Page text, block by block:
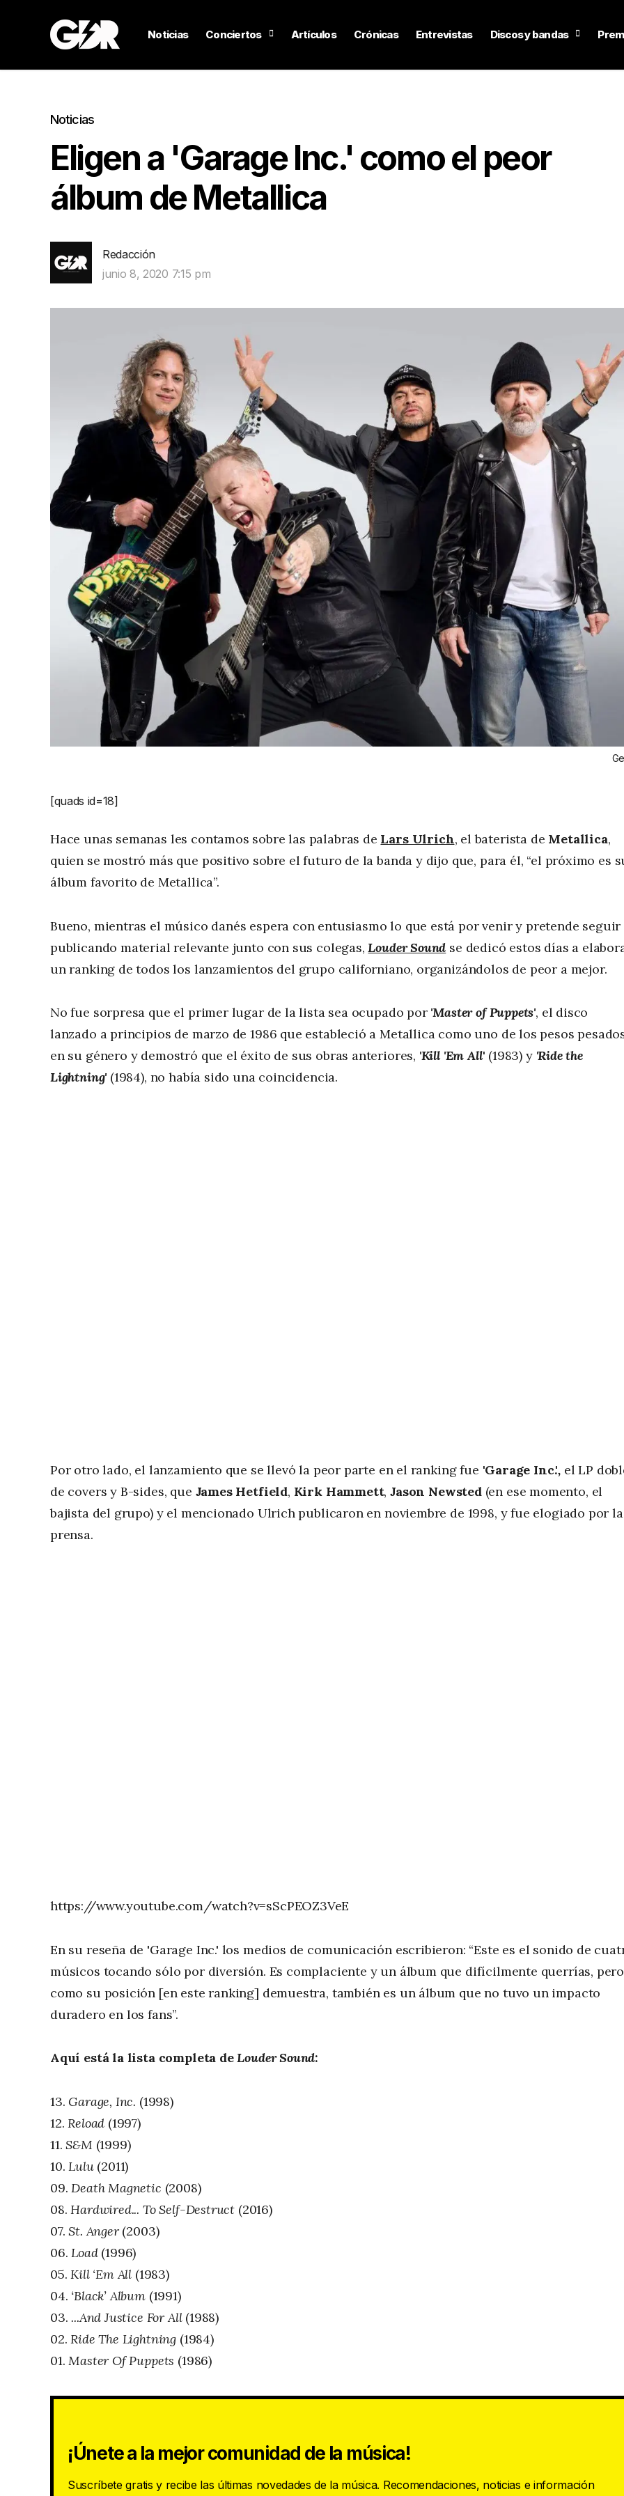
Noticias Conciertos Artículos Crónicas Entrevistas Discos y bandas
Noticias
Eligen a 'Garage Inc.' como el peor
álbum de Metallica
Redacción
junio 8, 2020 7:15 pm
[quads id=18]
Hace unas semanas les contamos sobre las palabras de Lars Ulrich, el baterista de Metallica,
quien se mostró más que positivo sobre el futuro de la banda y dijo que, para él, “el próximo es
álbum favorito de Metallica”.
Bueno, mientras el músico danés espera con entusiasmo lo que está por venir y pretende seguir
publicando material relevante junto con sus colegas, Louder Sound se dedicó estos días a
un ranking de todos los lanzamientos del grupo californiano, organizándolos de peor a mejor.
No fue sorpresa que el primer lugar de la lista sea ocupado por 'Master of Puppets', el disco
lanzado a principios de marzo de 1986 que estableció a Metallica como uno de los pesos
en su género y demostró que el éxito de sus obras anteriores, 'Kill 'Em All' (1983) y 'Ride the
Lightning' (1984), no había sido una coincidencia.
Por otro lado, el lanzamiento que se llevó la peor parte en el ranking fue 'Garage Inc.', el LP
de covers y B-sides, que James Hetfield, Kirk Hammett,Jason Newsted(en ese momento, el
bajista del grupo) y el mencionado Ulrich publicaron en noviembre de 1998, y fue elogiado por la
prensa.
https://www.youtube.com/watch?v=sScPEOZ3VeE
En su reseña de 'Garage Inc.' los medios de comunicación escribieron: “Este es el sonido de
músicos tocando sólo por diversión. Es complaciente y un álbum que difícilmente querrías, pero
como su posición [en este ranking] demuestra, también es un álbum que no tuvo un impacto
duradero en los fans”.
Aquí está la lista completa deLouder Sound:
13. Garage, Inc. (1998)
12.Reload (1997)
11.S&M (1999)
10.Lulu(2011)
09.Death Magnetic (2008)
08.Hardwired... To Self-Destruct (2016)
07.St. Anger(2003)
06.Load(1996)
05.Kill ‘Em All (1983)
04. ‘Black’ Album(1991)
03. ...And Justice For All(1988)
02.Ride The Lightning (1984)
01.Master Of Puppets (1986)
¡Únete a la mejor comunidad de la música!
Suscríbete gratis y recibe las últimas novedades de la música. Recomendaciones, noticias e información